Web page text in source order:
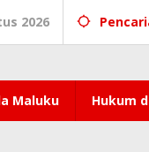
2026
Maluku Hukum